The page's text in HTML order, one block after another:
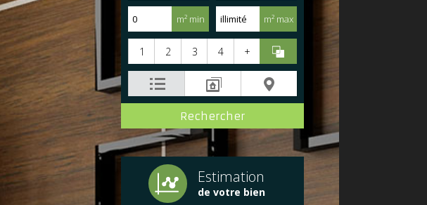
m² min m² max
1 2 3 4 +
Estimation
de votre bien